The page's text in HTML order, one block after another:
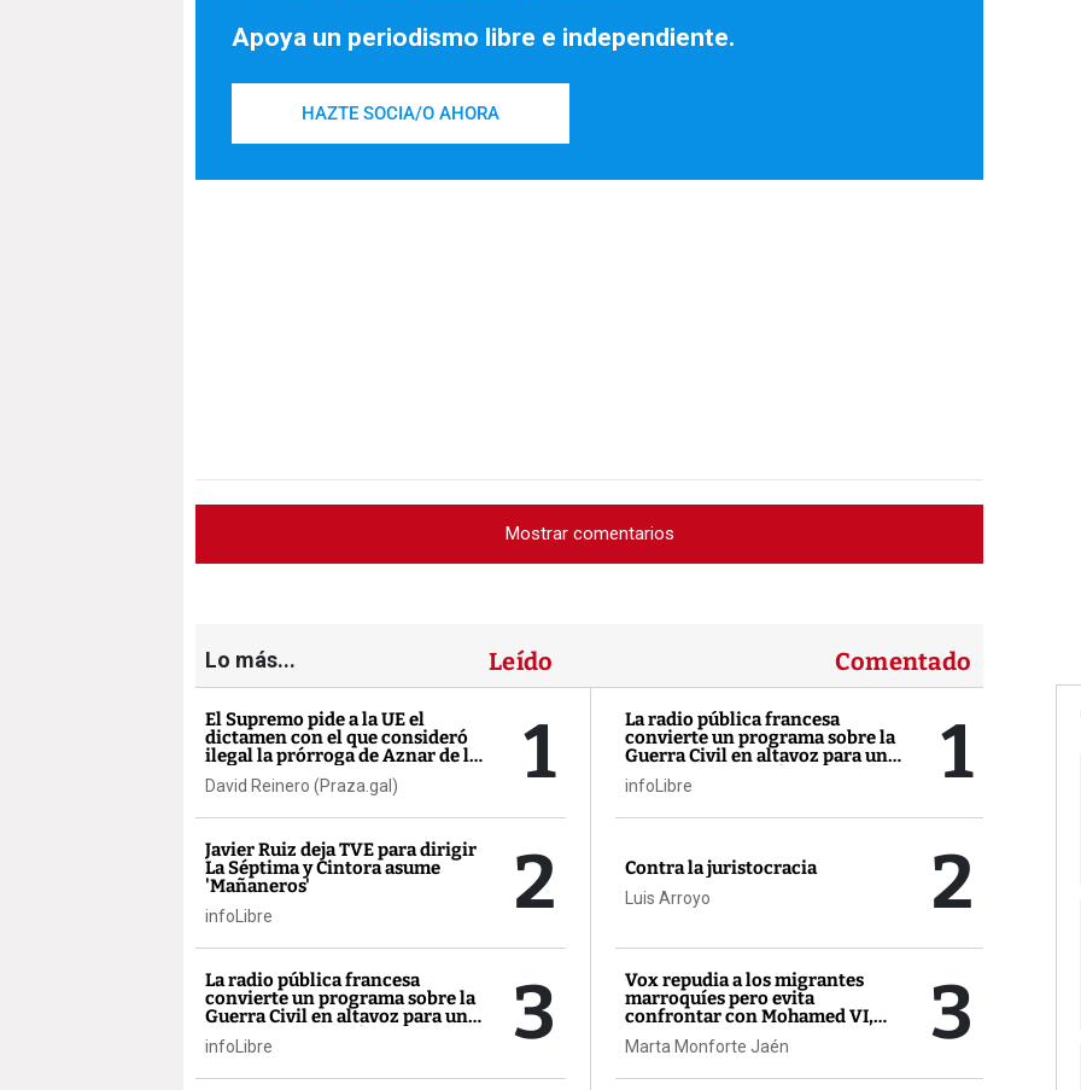
Apoya un periodismo libre e independiente.
HAZTE SOCIA/O AHORA
Mostrar comentarios
Lo más... Leído Comentado
El Supremo pide a la UE el
dictamen con el que consideró
ilegal la prórroga de Aznar de la
AP-9
David Reinero (Praza.gal) 1
Javier Ruiz deja TVE para dirigir
La Séptima y Cintora asume
'Mañaneros'
infoLibre 2
La radio pública francesa
convierte un programa sobre la
Guerra Civil en altavoz para un
activista contra Sánchez
infoLibre 3
La radio pública francesa
convierte un programa sobre la
Guerra Civil en altavoz para un
activista contra Sánchez
infoLibre 1
Contra la juristocracia
Luis Arroyo 2
Vox repudia a los migrantes
marroquíes pero evita
confrontar con Mohamed VI,
aliado de Estados Unidos
Marta Monforte Jaén 3